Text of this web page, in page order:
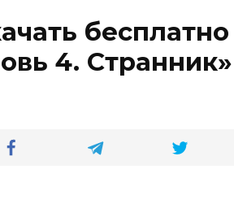
4.